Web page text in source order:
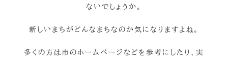
ないでしょうか。
新しいまちがどんなまちなのか気になりますよね。
多くの方は市のホームページなどを参考にしたり、実